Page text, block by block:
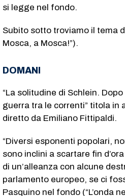
si legge nel fondo.
Subito sotto troviamo il tema
Mosca, a Mosca!”).
DOMANI
“La solitudine di Schlein.
guerra tra le correnti” titola in
diretto da Emiliano Fittipaldi.
“Diversi esponenti popolari,
sono inclini a scartare fin
di un’alleanza con alcune
parlamento europeo, se ci
Pasquino nel fondo (“L’onda